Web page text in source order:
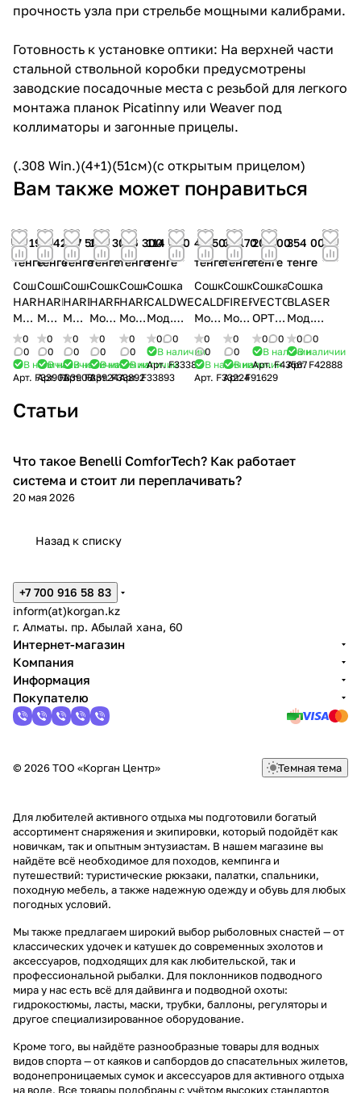
прочность узла при стрельбе мощными калибрами.
Готовность к установке оптики: На верхней части
стальной ствольной коробки предусмотрены
заводские посадочные места с резьбой для легкого
монтажа планок Picatinny или Weaver под
коллиматоры и загонные прицелы.
(.308 Win.)(4+1)(51см)(с открытым прицелом)
Вам также может понравиться
74 190
тенге
Сошка
HARRIS
Мод.
1A2-
LM
0
0
В наличии
Арт. F33901
91 420
тенге
Сошка
HARRIS
Мод.
1A2-
25C
0
0
В наличии
Арт.F33908
107 500
тенге
Сошка
HARRIS
Мод.
S-
BR2
QD
0
0
В наличии
Арт.F33924
126 300
тенге
Сошка
HARRIS
Мод.
S-
BRM-
M-
LOK
0
0
В наличии
Арт.F33892
126 300
тенге
Сошка
HARRIS
Мод.
S-L-
M-
LOK
0
0
В наличии
Арт.F33893
114 600
тенге
Сошка
CALDWELL
Мод.
ACCUMAX
PREMIUM
CARBON
0
0
В наличии
Арт.F33389
49 500
тенге
Сошка
CALDWELL
Мод.
XLA
Pivot
0
0
В наличии
Арт. F33224
37 170
тенге
Сошка
FIREFIELD
Мод.
COMPACT
0
0
В наличии
Арт.F91629
20 900
тенге
Сошка
VECTOR
OPTICS
Мод.
ROKSTAD
0
0
В наличии
Арт.F43567
354 000
тенге
Сошка
BLASER
Мод.
CARBON
R8
0
0
В наличии
Арт. F42888
Статьи
Benelli
Что такое Benelli ComforTech? Как работает
система и стоит ли переплачивать?
20 мая 2026
Назад к списку
+7 700 916 58 83
inform(at)korgan.kz
г. Алматы. пр. Абылай хана, 60
Интернет-магазин
Компания
Информация
Покупателю
© 2026 ТОО «Корган Центр» Темная тема
Для любителей активного отдыха мы подготовили богатый
ассортимент снаряжения и экипировки, который подойдёт как
новичкам, так и опытным энтузиастам. В нашем магазине вы
найдёте всё необходимое для походов, кемпинга и
путешествий: туристические рюкзаки, палатки, спальники,
походную мебель, а также надежную одежду и обувь для любых
погодных условий.
Мы также предлагаем широкий выбор рыболовных снастей — от
классических удочек и катушек до современных эхолотов и
аксессуаров, подходящих для как любительской, так и
профессиональной рыбалки. Для поклонников подводного
мира у нас есть всё для дайвинга и подводной охоты:
гидрокостюмы, ласты, маски, трубки, баллоны, регуляторы и
другое специализированное оборудование.
Кроме того, вы найдёте разнообразные товары для водных
видов спорта — от каяков и сапбордов до спасательных жилетов,
водонепроницаемых сумок и аксессуаров для активного отдыха
на воде. Все товары подобраны с учётом высоких стандартов